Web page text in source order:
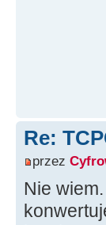
Re:
przez
Nie